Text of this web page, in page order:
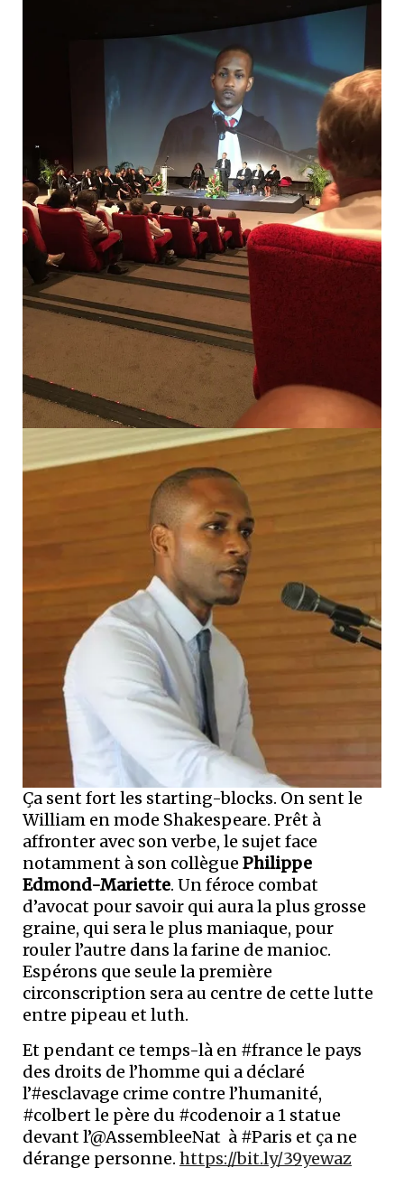
Ça sent fort les starting-blocks. On sent le
William en mode Shakespeare. Prêt à
affronter avec son verbe, le sujet face
notamment à son collègue Philippe
Edmond-Mariette. Un féroce combat
d’avocat pour savoir qui aura la plus grosse
graine, qui sera le plus maniaque, pour
rouler l’autre dans la farine de manioc.
Espérons que seule la première
circonscription sera au centre de cette lutte
entre pipeau et luth.
Et pendant ce temps-là en #france le pays
des droits de l’homme qui a déclaré
l’#esclavage crime contre l’humanité,
#colbert le père du #codenoir a 1 statue
devant l’@AssembleeNat à #Paris et ça ne
dérange personne. https://bit.ly/39yewaz